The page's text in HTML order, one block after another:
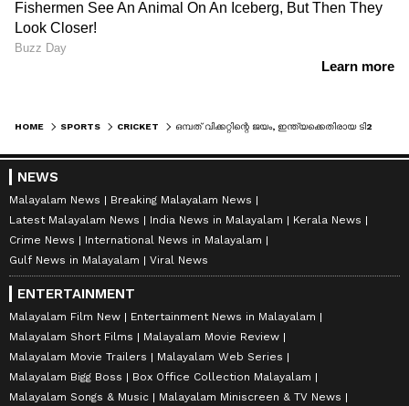
HOME SPORTS CRICKET
NEWS
Malayalam News
Breaking Malayalam News
Latest Malayalam News
India News in Malayalam
Kerala News
Crime News
International News in Malayalam
Gulf News in Malayalam
Viral News
ENTERTAINMENT
Malayalam Film New
Entertainment News in Malayalam
Malayalam Short Films
Malayalam Movie Review
Malayalam Movie Trailers
Malayalam Web Series
Malayalam Bigg Boss
Box Office Collection Malayalam
Malayalam Songs & Music
Malayalam Miniscreen & TV News